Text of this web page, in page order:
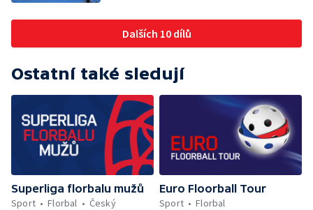
Dalších 10 dílů
Ostatní také sledují
Superliga florbalu mužů
Sport
Florbal Český
Euro Floorball Tour
Sport
Florbal